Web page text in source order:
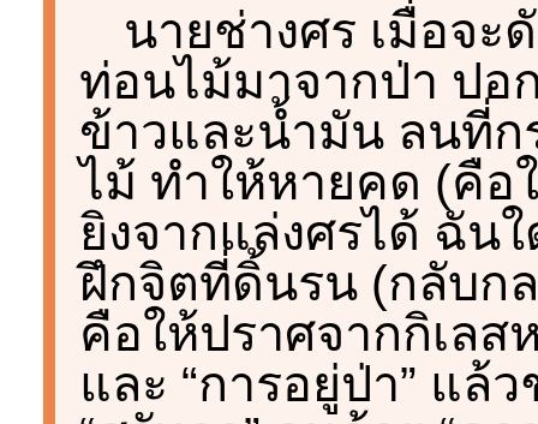
นายช่างศร เมื่อจะ
ท่อนไม้มาจากป่า ปอ
ข้าวและน้ำมัน ลนที่ก
ไม้ ทำให้หายคด (คือ
ยิงจากแล่งศรได้ ฉั
ฝึกจิตที่ดิ้นรน (กลับก
คือให้ปราศจากกิเลส
และ “การอยู่ป่า” แล้